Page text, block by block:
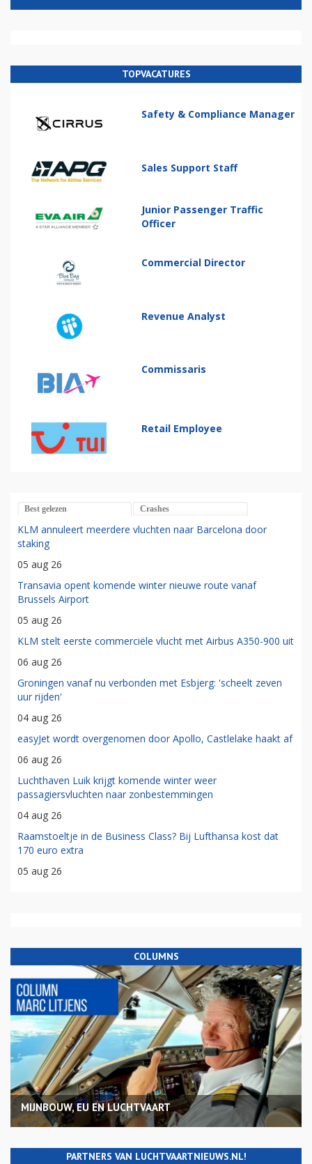
TOPVACATURES
Safety & Compliance Manager
Sales Support Staff
Junior Passenger Traffic
Officer
Commercial Director
Revenue Analyst
Commissaris
Retail Employee
Best gelezen Crashes
KLM annuleert meerdere vluchten naar Barcelona door
staking
05 aug 26
Transavia opent komende winter nieuwe route vanaf
Brussels Airport
05 aug 26
KLM stelt eerste commerciële vlucht met Airbus A350-900 uit
06 aug 26
Groningen vanaf nu verbonden met Esbjerg: 'scheelt zeven
uur rijden'
04 aug 26
easyJet wordt overgenomen door Apollo, Castlelake haakt af
06 aug 26
Luchthaven Luik krijgt komende winter weer
passagiersvluchten naar zonbestemmingen
04 aug 26
Raamstoeltje in de Business Class? Bij Lufthansa kost dat
170 euro extra
05 aug 26
COLUMNS
MIJNBOUW, EU EN LUCHTVAART
PARTNERS VAN LUCHTVAARTNIEUWS.NL!